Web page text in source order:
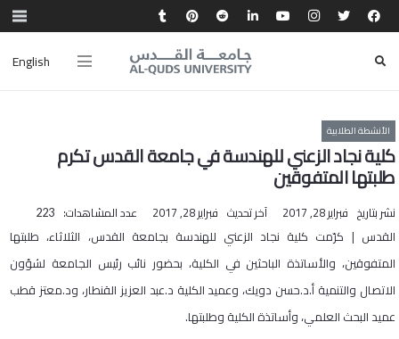
English
الأنشطة الطلابية
كلية نجاد الزعني للهندسة في جامعة القدس تكرم
طلبتها المتفوقين
نشر بتاريخ فبراير 28, 2017 آخر تحديث فبراير 28, 2017 عدد المشاهدات: 223
القدس | كرّمت كلية نجاد الزعني للهندسة بجامعة القدس، الثلاثاء، طلبتها
المتفوقين، والأساتذة الباحثين في الكلية، بحضور نائب رئيس الجامعة لشؤون
الاتصال والتنمية أ.د.حسن دويك، وعميد الكلية د.عبد العزيز القنطار، ود.معتز قطب
عميد البحث العلمي، وأساتذة الكلية وطلبتها.